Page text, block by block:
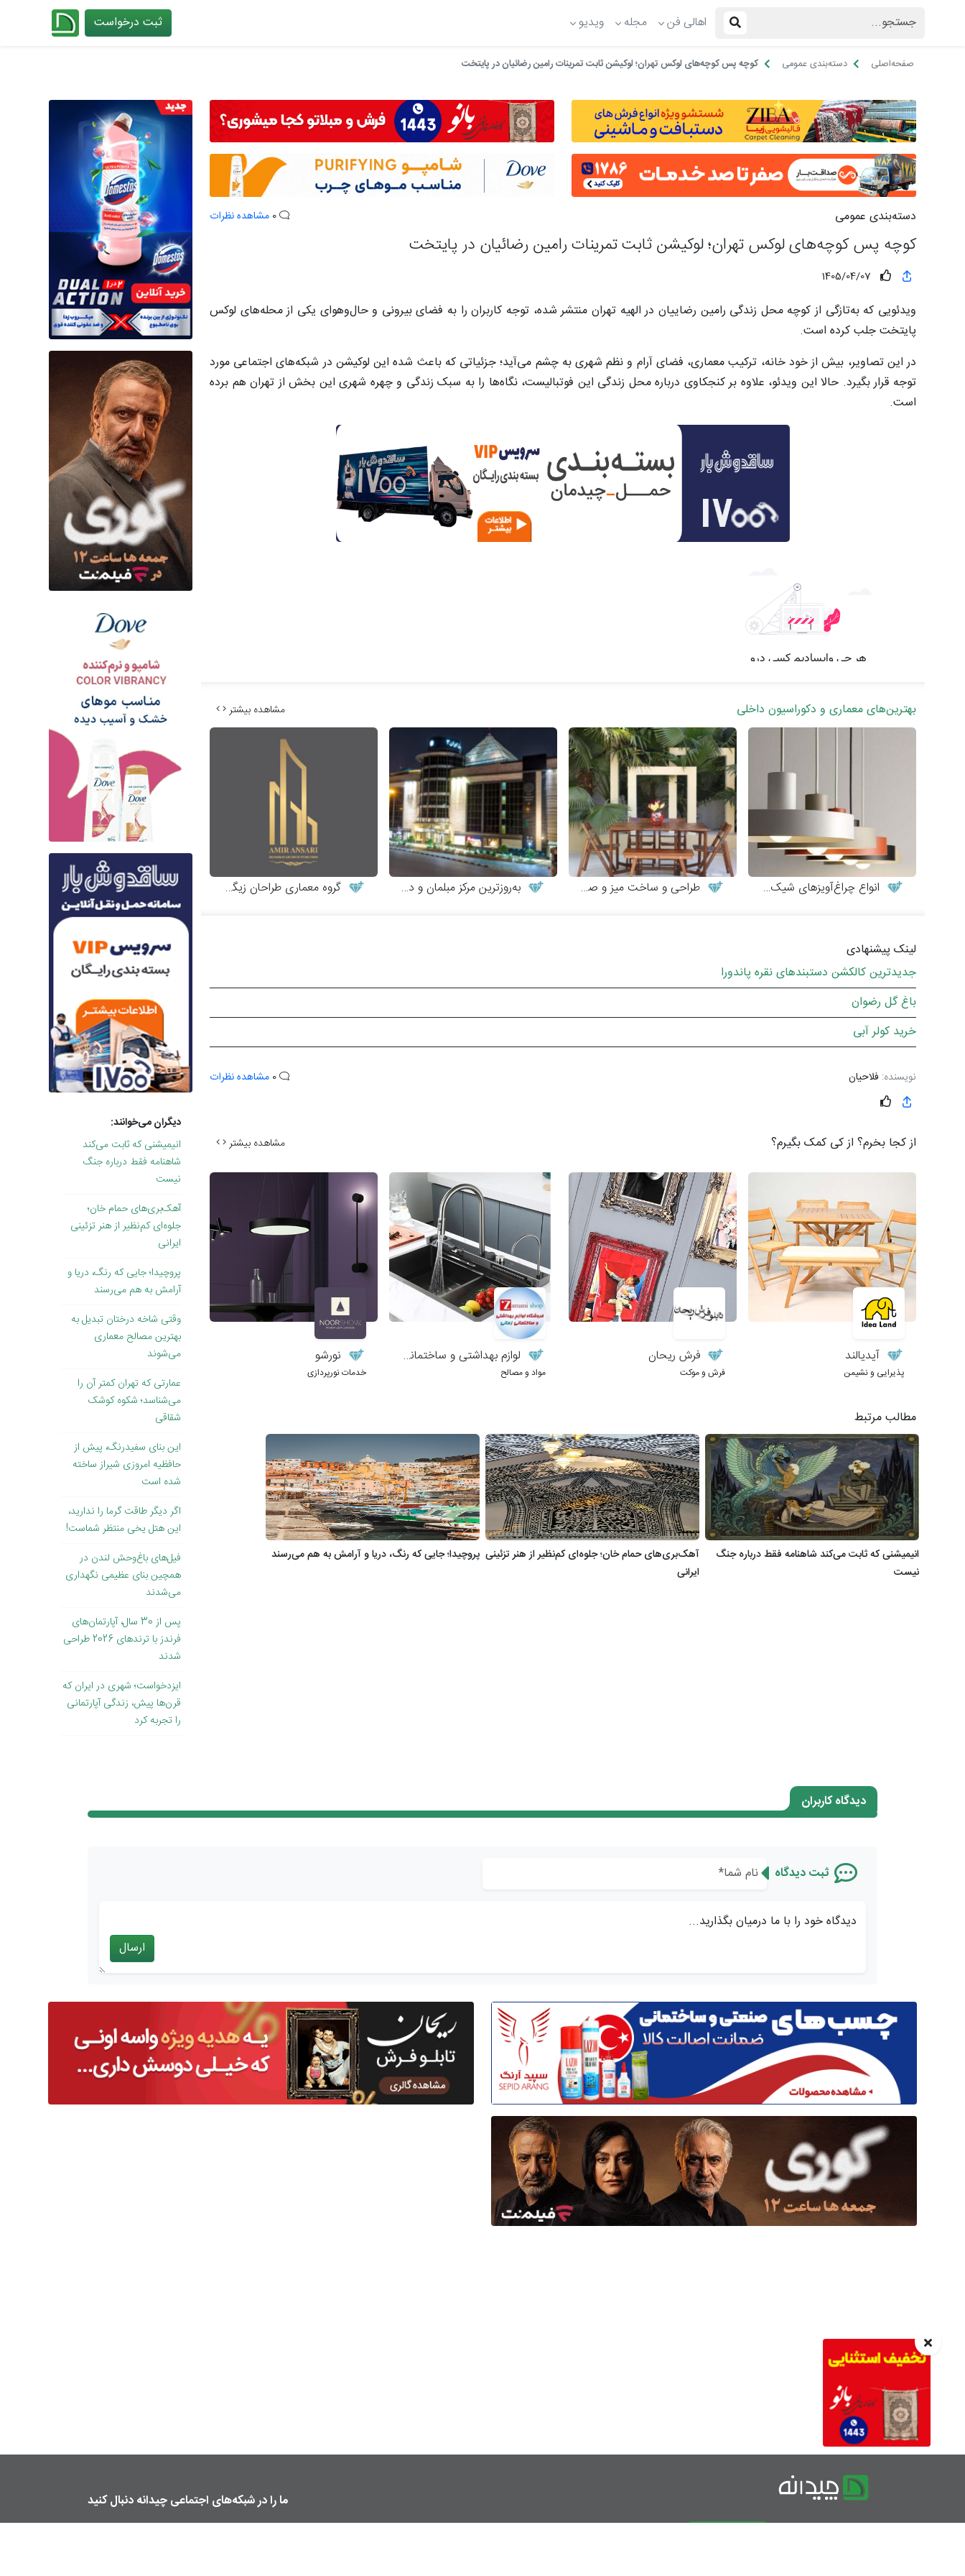
اهالی فن مجله ویدیو ثبت درخواست
صفحه‌اصلی دسته‌بندی عمومی کوچه پس کوچه‌های لوکس تهران؛ لوکیشن ثابت تمرینات رامین رضائیان در پایتخت
دسته‌بندی عمومی مشاهده نظرات
کوچه پس کوچه‌های لوکس تهران؛ لوکیشن ثابت تمرینات رامین رضائیان در پایتخت
1405/04/07
ویدئویی که به‌تازگی از کوچه محل زندگی رامین رضاییان در الهیه تهران منتشر شده، توجه کاربران را به فضای بیرونی و حال‌وهوای یکی از محله‌های لوکس
پایتخت جلب کرده است.
در این تصاویر، بیش از خود خانه، ترکیب معماری، فضای آرام و نظم شهری به چشم می‌آید؛ جزئیاتی که باعث شده این لوکیشن در شبکه‌های اجتماعی مورد
توجه قرار بگیرد. حالا این ویدئو، علاوه بر کنجکاوی درباره محل زندگی این فوتبالیست، نگاه‌ها را به سبک زندگی و چهره شهری این بخش از تهران هم برده
است.
بهترین‌های معماری و دکوراسیون داخلی مشاهده بیشتر
انواع چراغ‌آویزهای شیک و مدرن طراحی و ساخت میز و صندلی چوبی به‌روزترین مرکز مبلمان و دکوراسیون گروه معماری طراحان زیگورات
لینک پیشنهادی
جدیدترین کالکشن دستبندهای نقره پاندورا
باغ گل رضوان
خرید کولر آبی
نویسنده: فلاحیان مشاهده نظرات
از کجا بخرم؟ از کی کمک بگیرم؟ مشاهده بیشتر
آیدیالند
پذیرایی و نشیمن
فرش ریحان
فرش و موکت
لوازم بهداشتی و ساختمانی زمانی
مواد و مصالح
نورشو
خدمات نورپردازی
مطالب مرتبط
انیمیشنی که ثابت می‌کند شاهنامه فقط درباره جنگ
نیست
آهک‌بری‌های حمام خان؛ جلوه‌ای کم‌نظیر از هنر تزئینی
ایرانی
پروچیدا؛ جایی که رنگ، دریا و آرامش به هم می‌رسند
دیگران می‌خوانند:
انیمیشنی که ثابت می‌کند
شاهنامه فقط درباره جنگ
نیست
آهک‌بری‌های حمام خان؛
جلوه‌ای کم‌نظیر از هنر تزئینی
ایرانی
پروچیدا؛ جایی که رنگ، دریا و
آرامش به هم می‌رسند
وقتی ‌شاخه درختان تبدیل به
بهترین مصالح معماری
می‌شوند
عمارتی که تهران کمتر آن را
می‌شناسد؛ شکوه کوشک
شقاقی
این بنای سفیدرنگ، پیش از
حافظیه امروزی شیراز ساخته
شده است
اگر دیگر طاقت گرما را ندارید،
این هتل یخی منتظر شماست!
فیل‌های باغ‌وحش لندن در
همچین بنای عظیمی نگهداری
می‌شدند
پس از 30 سال، آپارتمان‌های
فرندز با ترندهای 2026 طراحی
شدند
ایزدخواست؛ شهری در ایران که
قرن‌ها پیش، زندگی آپارتمانی
را تجربه کرد
دیدگاه کاربران
ثبت دیدگاه
دیدگاه خود را با ما درمیان بگذارید...
ارسال
ما را در شبکه‌های اجتماعی چیدانه دنبال کنید